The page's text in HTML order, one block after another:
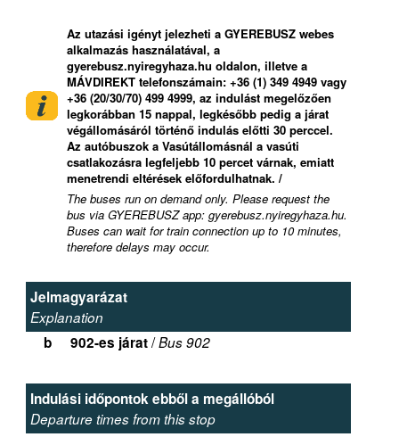
Az utazási igényt jelezheti a GYEREBUSZ webes
alkalmazás használatával, a
gyerebusz.nyiregyhaza.hu oldalon, illetve a
MÁVDIREKT telefonszámain: +36 (1) 349 4949 vagy
+36 (20/30/70) 499 4999, az indulást megelőzően
legkorábban 15 nappal, legkésőbb pedig a járat
végállomásáról történő indulás előtti 30 perccel.
Az autóbuszok a Vasútállomásnál a vasúti
csatlakozásra legfeljebb 10 percet várnak, emiatt
menetrendi eltérések előfordulhatnak. /
The buses run on demand only. Please request the
bus via GYEREBUSZ app: gyerebusz.nyiregyhaza.hu.
Buses can wait for train connection up to 10 minutes,
therefore delays may occur.
Jelmagyarázat
Explanation
b 902-es járat/Bus 902
Indulási időpontok ebből a megállóból
Departure times from this stop